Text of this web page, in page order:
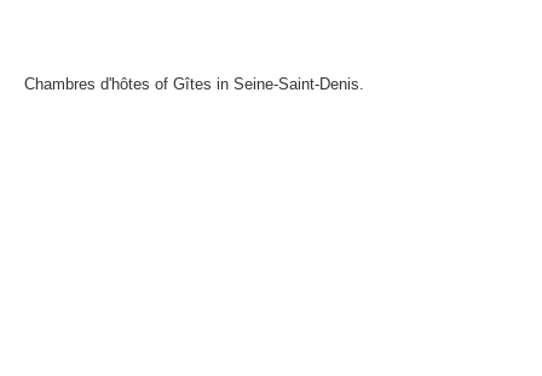
Chambres d'hôtes of Gîtes in Seine-Saint-Denis.